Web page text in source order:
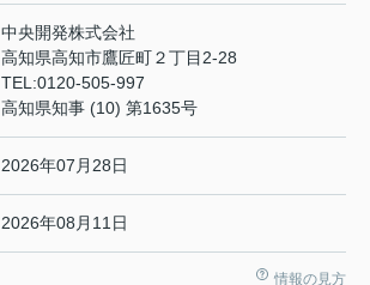
中央開発株式会社
高知県高知市鷹匠町２丁目2-28
TEL:0120-505-997
高知県知事 (10) 第1635号
2026年07月28日
2026年08月11日
情報の見方